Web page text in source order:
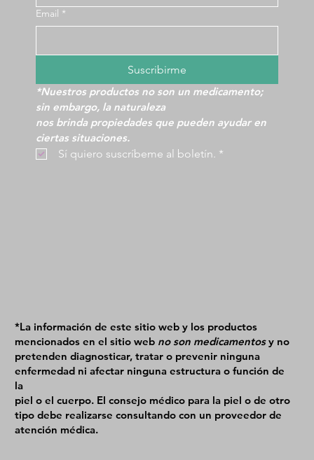
Email *
Suscribirme
*Nuestros productos no son un medicamento;
sin embargo, la naturaleza
nos brinda propiedades que pueden ayudar en
ciertas situaciones.
Sí quiero suscríbeme al boletín. *
*La información de este sitio web y los productos
mencionados en el sitio web no son medicamentosy no
pretenden diagnosticar, tratar o prevenir ninguna
enfermedad ni afectar ninguna estructura o función de
la
piel o el cuerpo. El consejo médico para la piel o de otro
tipo debe realizarse consultando con un proveedor de
atención médica.